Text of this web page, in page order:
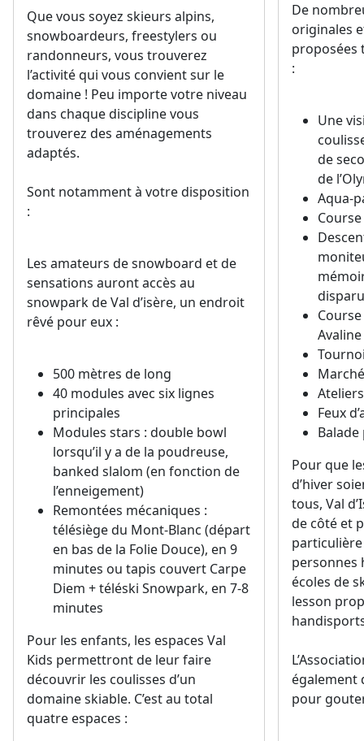
Que vous soyez skieurs alpins,
snowboardeurs, freestylers ou
randonneurs, vous trouverez
l’activité qui vous convient sur le
domaine ! Peu importe votre niveau
dans chaque discipline vous
trouverez des aménagements
adaptés.
Sont notamment à votre disposition
:
Les amateurs de snowboard et de
sensations auront accès au
snowpark de Val d’isère, un endroit
rêvé pour eux :
500 mètres de long
40 modules avec six lignes
principales
Modules stars : double bowl
lorsqu’il y a de la poudreuse,
banked slalom (en fonction de
l’enneigement)
Remontées mécaniques :
télésiège du Mont-Blanc (départ
en bas de la Folie Douce), en 9
minutes ou tapis couvert Carpe
Diem + téléski Snowpark, en 7-8
minutes
Pour les enfants, les espaces Val
Kids permettront de leur faire
découvrir les coulisses d’un
domaine skiable. C’est au total
quatre espaces :
De
originales
proposées
:
Une
de
de
Aqua-
Avaline
Feux
Pour que
d’hiver
tous, Val
de côté et
particulière
personnes
écoles de
lesson
également
pour